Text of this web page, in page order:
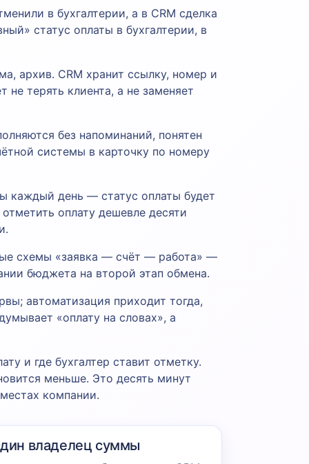
в бухгалтерии, а в CRM сделка
статус оплаты в бухгалтерии, в
архив. CRM хранит ссылку, номер и
терять клиента, а не заменяет
без напоминаний, понятен
системы в карточку по номеру
каждый день — статус оплаты будет
оплату дешевле десяти
схемы «заявка — счёт — работа» —
бюджета на второй этап обмена.
автоматизация приходит тогда,
«оплату на словах», а
и где бухгалтер ставит отметку.
меньше. Это десять минут
компании.
владелец суммы